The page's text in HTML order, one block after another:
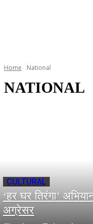
Home National
NATIONAL
CULTURAL
‘हर घर तिरंगा’
अग्रेसर